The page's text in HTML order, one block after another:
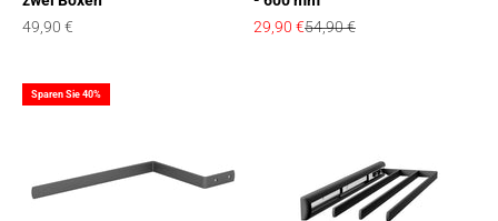
Angebot
49,90 €
Angebot
29,90 €Regulärer Preis
54,90 €
Sparen Sie 40%